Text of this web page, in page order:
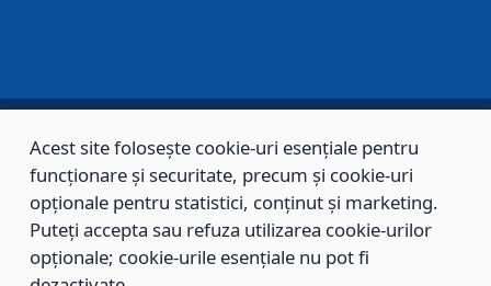
Copyright © 2002 - 2026 - PRIMĂRIA MUNICIPIULUI BRAȘOV, toate drepturile
rezervate.
Sitemap Contact
Acest site folosește cookie-uri esențiale pentru
funcționare și securitate, precum și cookie-uri
opționale pentru statistici, conținut și marketing.
Puteți accepta sau refuza utilizarea cookie-urilor
opționale; cookie-urile esențiale nu pot fi